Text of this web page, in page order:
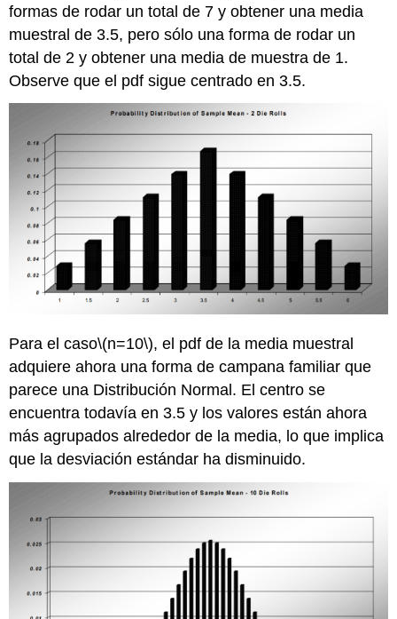
formas de rodar un total de 7 y obtener una media
muestral de 3.5, pero sólo una forma de rodar un
total de 2 y obtener una media de muestra de 1.
Observe que el pdf sigue centrado en 3.5.
Para el caso\(n=10\), el pdf de la media muestral
adquiere ahora una forma de campana familiar que
parece una Distribución Normal. El centro se
encuentra todavía en 3.5 y los valores están ahora
más agrupados alrededor de la media, lo que implica
que la desviación estándar ha disminuido.